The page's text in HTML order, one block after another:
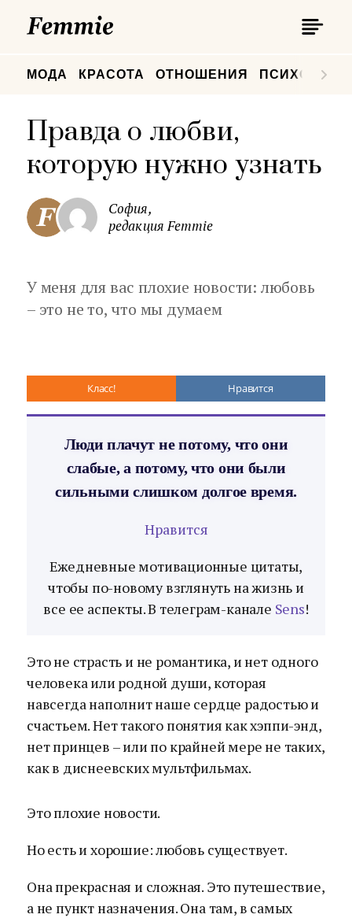
МОДА КРАСОТА ОТНОШЕНИЯ
Правда о любви,
которую нужно узнать
София,
редакция Femmie
У меня для вас плохие новости: любовь
– это не то, что мы думаем
Класс! Нравится
Люди плачут не потому, что они
слабые, а потому, что они были
сильными слишком долгое время.
Нравится
Ежедневные мотивационные цитаты,
чтобы по-новому взглянуть на жизнь и
все ее аспекты. В телеграм-канале Sens!
Это не страсть и не романтика, и нет одного
человека или родной души, которая
навсегда наполнит наше сердце радостью и
счастьем. Нет такого понятия как хэппи-энд,
нет принцев – или по крайней мере не таких,
как в диснеевских мультфильмах.
Это плохие новости.
Но есть и хорошие: любовь существует.
Она прекрасная и сложная. Это путешествие,
а не пункт назначения. Она там, в самых